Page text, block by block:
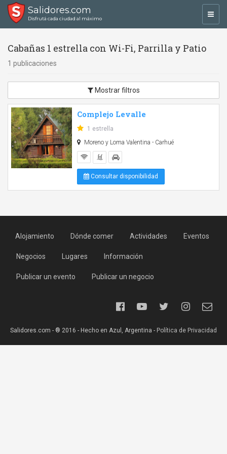
Salidores.com
Disfrutá cada ciudad al máximo
Cabañas 1 estrella con Wi-Fi, Parrilla y Patio
1 publicaciones
Mostrar filtros
Complejo Levalle
1 estrella
Moreno y Loma Valentina - Carhué
Consultar disponibilidad
Alojamiento Dónde comer Actividades Eventos
Negocios Lugares Información
Publicar un evento Publicar un negocio
Salidores.com - ® 2016 - Hecho en Azul, Argentina - Política de Privacidad